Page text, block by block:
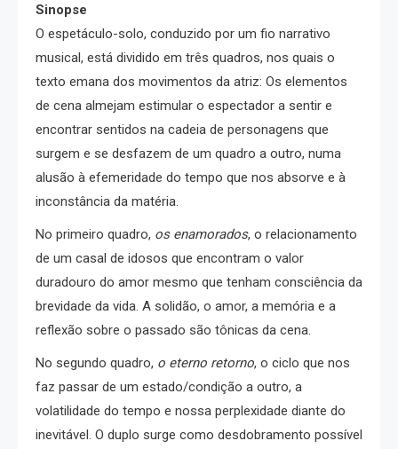
Sinopse
O espetáculo-solo, conduzido por um fio narrativo
musical, está dividido em três quadros, nos quais o
texto emana dos movimentos da atriz: Os elementos
de cena almejam estimular o espectador a sentir e
encontrar sentidos na cadeia de personagens que
surgem e se desfazem de um quadro a outro, numa
alusão à efemeridade do tempo que nos absorve e à
inconstância da matéria.
No primeiro quadro, os enamorados, o relacionamento
de um casal de idosos que encontram o valor
duradouro do amor mesmo que tenham consciência da
brevidade da vida. A solidão, o amor, a memória e a
reflexão sobre o passado são tônicas da cena.
No segundo quadro, o eterno retorno, o ciclo que nos
faz passar de um estado/condição a outro, a
volatilidade do tempo e nossa perplexidade diante do
inevitável. O duplo surge como desdobramento possível